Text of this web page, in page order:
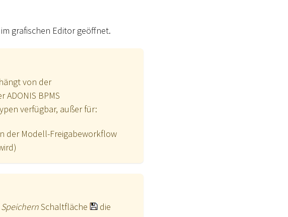
grafischen Editor geöffnet.
von der
BPMS
verfügbar, außer für:
der Modell-Freigabeworkflow
SpeichernSchaltfläche
die